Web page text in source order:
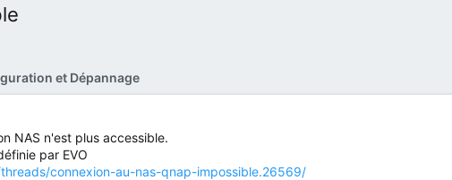
et Dépannage
NAS n'est plus accessible.
par EVO
connexion-au-nas-qnap-impossible.26569/